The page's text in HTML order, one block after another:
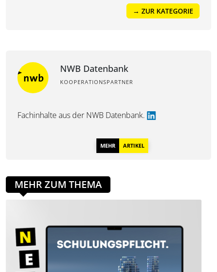
→ ZUR KATEGORIE
NWB Datenbank
KOOPERATIONSPARTNER
Fachinhalte aus der NWB Datenbank.
MEHR ARTIKEL
MEHR ZUM THEMA